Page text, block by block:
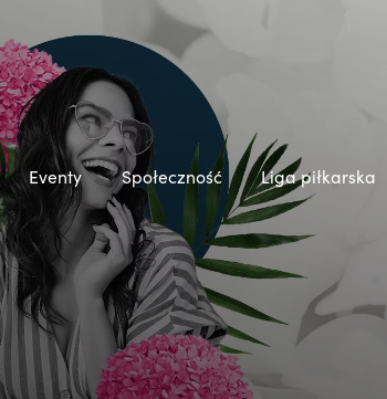
Eventy Społeczność Liga piłkarska